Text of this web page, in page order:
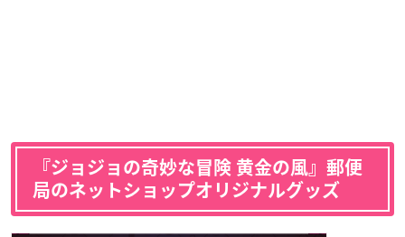
『ジョジョの奇妙な冒険 黄金の風』郵便
局のネットショップオリジナルグッズ